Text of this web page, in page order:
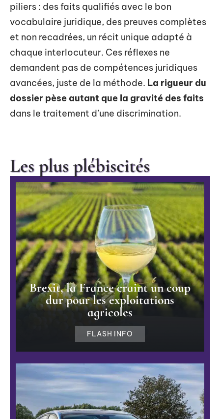
piliers : des faits qualifiés avec le bon
vocabulaire juridique, des preuves complètes
et non recadrées, un récit unique adapté à
chaque interlocuteur. Ces réflexes ne
demandent pas de compétences juridiques
avancées, juste de la méthode. La rigueur du
dossier pèse autant que la gravité des faits
dans le traitement d’une discrimination.
Les plus plébiscités
Brexit, la France craint un coup
dur pour les exploitations
agricoles
FLASH INFO